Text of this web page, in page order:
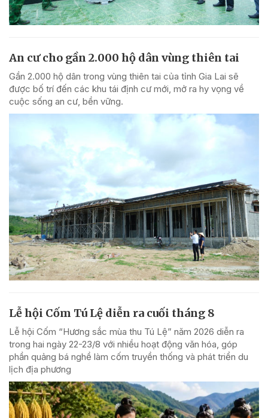
An cư cho gần 2.000 hộ dân vùng thiên tai
Gần 2.000 hộ dân trong vùng thiên tai của tỉnh Gia Lai sẽ
được bố trí đến các khu tái định cư mới, mở ra hy vọng về
cuộc sống an cư, bền vững.
Lễ hội Cốm Tú Lệ diễn ra cuối tháng 8
Lễ hội Cốm “Hương sắc mùa thu Tú Lệ” năm 2026 diễn ra
trong hai ngày 22-23/8 với nhiều hoạt động văn hóa, góp
phần quảng bá nghề làm cốm truyền thống và phát triển du
lịch địa phương